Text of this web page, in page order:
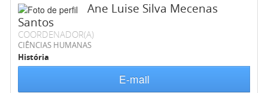
Ane Luise Silva Mecenas
Santos
COORDENADOR(A)
CIÊNCIAS HUMANAS
História
E-mail